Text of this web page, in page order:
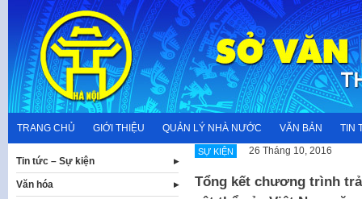
content
TRANG CHỦ GIỚI THIỆU QUẢN LÝ NHÀ NƯỚC VĂN BẢN TIN
SỰ KIỆN 26 Tháng 10, 2016
Tổng kết chương trình
Tin tức – Sự kiện
Văn hóa